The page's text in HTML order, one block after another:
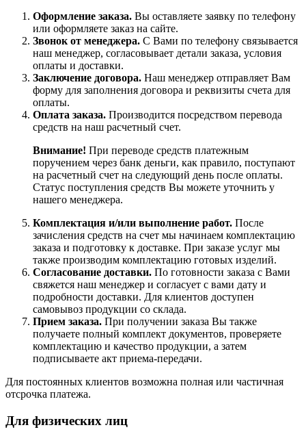
Оформление заказа. Вы оставляете заявку по телефону
или оформляете заказ на сайте.
Звонок от менеджера. С Вами по телефону связывается
наш менеджер, согласовывает детали заказа, условия
оплаты и доставки.
Заключение договора. Наш менеджер отправляет Вам
форму для заполнения договора и реквизиты счета для
оплаты.
Оплата заказа. Производится посредством перевода
средств на наш расчетный счет.
Внимание! При переводе средств платежным
поручением через банк деньги, как правило, поступают
на расчетный счет на следующий день после оплаты.
Статус поступления средств Вы можете уточнить у
нашего менеджера.
Комплектация и/или выполнение работ. После
зачисления средств на счет мы начинаем комплектацию
заказа и подготовку к доставке. При заказе услуг мы
также производим комплектацию готовых изделий.
Согласование доставки. По готовности заказа с Вами
свяжется наш менеджер и согласует с вами дату и
подробности доставки. Для клиентов доступен
самовывоз продукции со склада.
Прием заказа. При получении заказа Вы также
получаете полный комплект документов, проверяете
комплектацию и качество продукции, а затем
подписываете акт приема-передачи.
Для постоянных клиентов возможна полная или частичная
отсрочка платежа.
Для физических лиц